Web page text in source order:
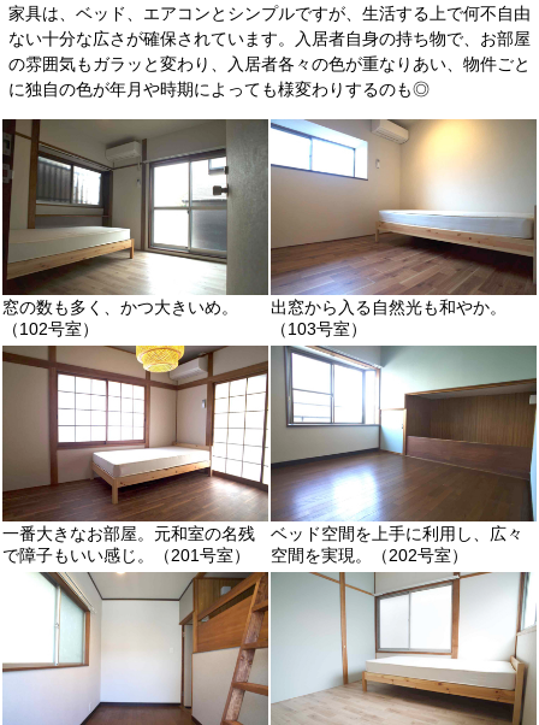
家具は、ベッド、エアコンとシンプルですが、生活する上で何不自由
ない十分な広さが確保されています。入居者自身の持ち物で、お部屋
の雰囲気もガラッと変わり、入居者各々の色が重なりあい、物件ごと
に独自の色が年月や時期によっても様変わりするのも◎
窓の数も多く、かつ大きいめ。
（102号室）
出窓から入る自然光も和やか。
（103号室）
一番大きなお部屋。元和室の名残
で障子もいい感じ。（201号室）
ベッド空間を上手に利用し、広々
空間を実現。（202号室）